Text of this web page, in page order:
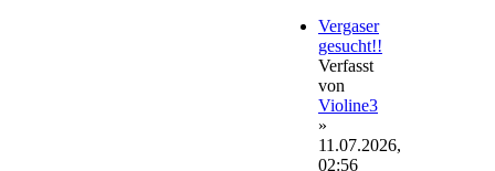
Vergaser
gesucht!!
Verfasst
von
Violine3
»
11.07.2026,
02:56